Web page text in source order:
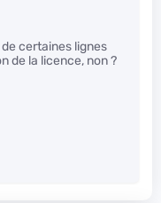
certaines lignes
de la licence, non ?